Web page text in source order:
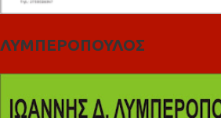
ΛΥΜΠΕΡΟΠΟΥΛΟΣ